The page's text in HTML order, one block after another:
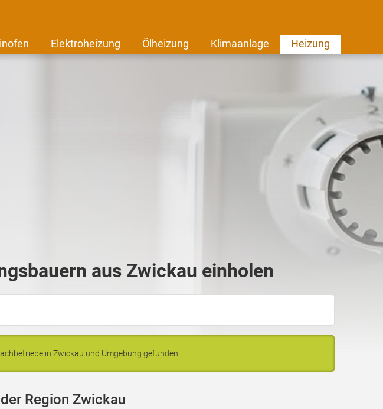
Elektroheizung Ölheizung Klimaanlage Heizung
aus Zwickau einholen
in Zwickau und Umgebung gefunden
Region Zwickau